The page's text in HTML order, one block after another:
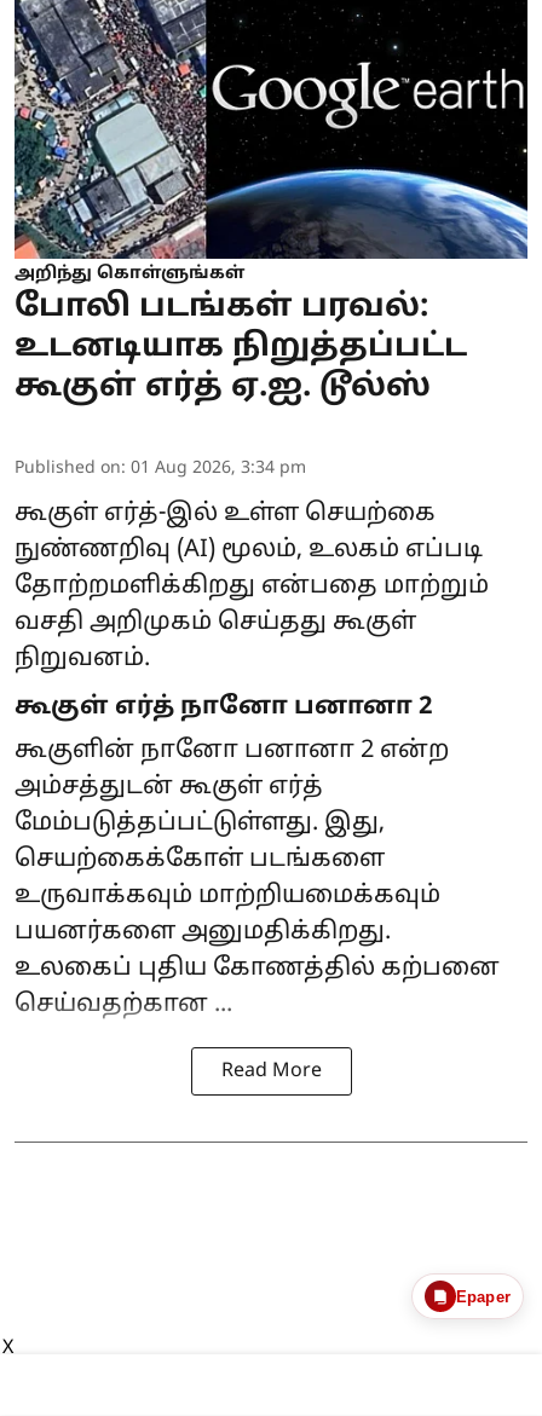
அறிந்து கொள்ளுங்கள்
போலி படங்கள் பரவல்:
உடனடியாக நிறுத்தப்பட்ட
கூகுள் எர்த் ஏ.ஐ. டூல்ஸ்
Published on: 01 Aug 2026, 3:34 pm
கூகுள் எர்த்-இல் உள்ள செயற்கை
நுண்ணறிவு (AI) மூலம், உலகம் எப்படி
தோற்றமளிக்கிறது என்பதை மாற்றும்
வசதி அறிமுகம் செய்தது கூகுள்
நிறுவனம்.
கூகுள் எர்த் நானோ பனானா 2
கூகுளின் நானோ பனானா 2 என்ற
அம்சத்துடன் கூகுள் எர்த்
மேம்படுத்தப்பட்டுள்ளது. இது,
செயற்கைக்கோள் படங்களை
உருவாக்கவும் மாற்றியமைக்கவும்
பயனர்களை அனுமதிக்கிறது.
உலகைப் புதிய கோணத்தில் கற்பனை
செய்வதற்கான ...
Read More
Epaper
X